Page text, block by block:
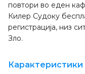
повтори во еден
Килер Судоку
регистрација, низ
Зло.